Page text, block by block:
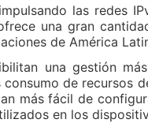
las redes
una gran
de América
una gestión
consumo de recursos
más fácil de
en los